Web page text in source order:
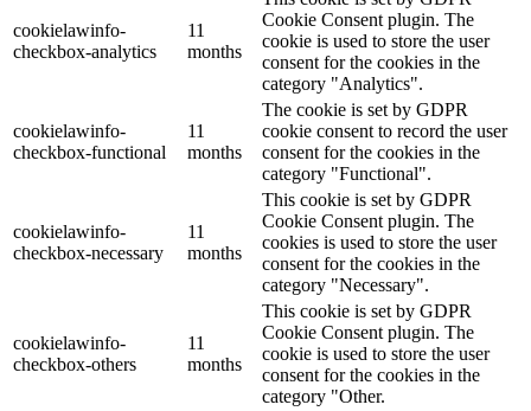
cookielawinfo-
checkbox-analytics
11
months
Cookie Consent plugin. The
cookie is used to store the user
consent for the cookies in the
category "Analytics".
cookielawinfo-
checkbox-functional
11
months
The cookie is set by GDPR
cookie consent to record the user
consent for the cookies in the
category "Functional".
cookielawinfo-
checkbox-necessary
11
months
This cookie is set by GDPR
Cookie Consent plugin. The
cookies is used to store the user
consent for the cookies in the
category "Necessary".
cookielawinfo-
checkbox-others
11
months
This cookie is set by GDPR
Cookie Consent plugin. The
cookie is used to store the user
consent for the cookies in the
category "Other.